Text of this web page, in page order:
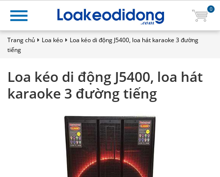
0
Trang chủ Loa kéo
Loa kéo di động J5400, loa hát karaoke 3 đường
tiếng
Loa kéo di động J5400, loa hát
karaoke 3 đường tiếng